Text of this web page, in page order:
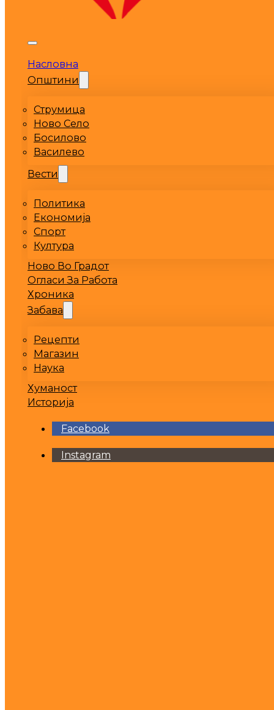
Насловна
Општини
Струмица
Ново Село
Босилово
Василево
Вести
Политика
Економија
Спорт
Култура
Ново Во Градот
Огласи За Работа
Хроника
Забава
Рецепти
Магазин
Наука
Хуманост
Историја
Facebook
Instagram